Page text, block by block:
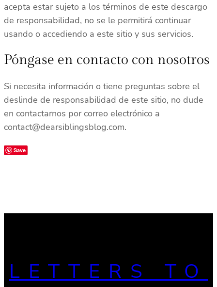
acepta estar sujeto a los términos de este descargo
de responsabilidad, no se le permitirá continuar
usando o accediendo a este sitio y sus servicios.
Póngase en contacto con nosotros
Si necesita información o tiene preguntas sobre el
deslinde de responsabilidad de este sitio, no dude
en contactarnos por correo electrónico a
contact@dearsiblingsblog.com.
Save
LETTERS TO